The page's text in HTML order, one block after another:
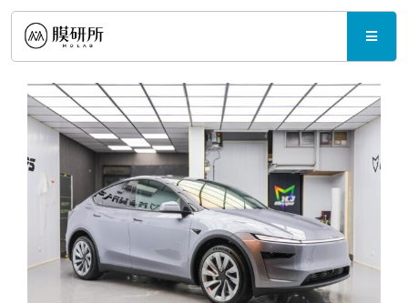
Skip
content
Toggle
產品與規格
最新消息
支援中心